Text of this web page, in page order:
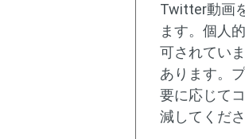
Twitter動画
ます。個人
可されてい
あります。
要に応じて
減してくださ